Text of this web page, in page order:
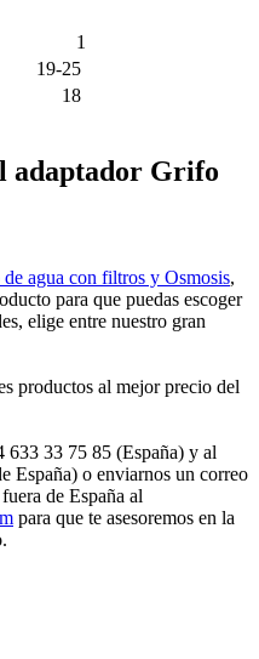
1
19-25
18
adaptador Grifo
de agua con filtros y Osmosis,
para que puedas escoger
elige entre nuestro gran
productos al mejor precio del
633 33 75 85 (España) y al
España) o enviarnos un correo
de España al
para que te asesoremos en la